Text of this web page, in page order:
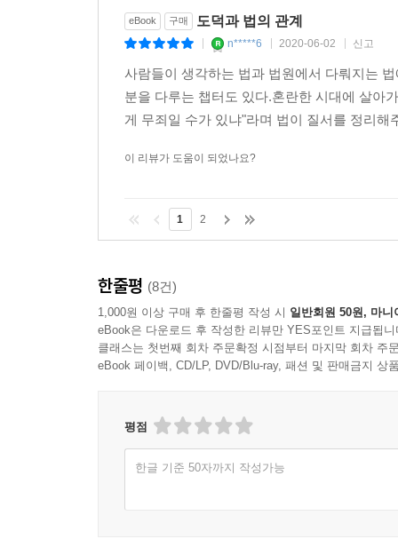
eBook 구매 도덕과 법의 관계
n*****6 2020-06-02 신고
사람들이 생각하는 법과 법원에서 다뤄지는
분을 다루는 챕터도 있다.혼란한 시대에 살아
게 무죄일 수가 있냐"라며 법이 질서를 정리
이 리뷰가 도움이 되었나요?
1 2
한줄평 (8건)
1,000원 이상 구매 후 한줄평 작성 시 일반회원 50원, 마니
eBook은 다운로드 후 작성한 리뷰만 YES포인트 지급됩니
클래스는 첫번째 회차 주문확정 시점부터 마지막 회차 주
eBook 페이백, CD/LP, DVD/Blu-ray, 패션 및 판매금지 상
평점
한글 기준 50자까지 작성가능